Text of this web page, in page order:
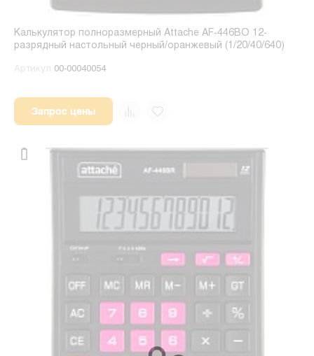
Калькулятор полноразмерный Attache AF-446BO 12-
разрядный настольный черный/оранжевый (1/20/40/640)
Артикул 00-00040054
Запрос цены